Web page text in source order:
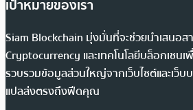
เป้าหมายของเรา
Siam Blockchain มุ่งมั่นที่จะช่วยนำเสนอส
Cryptocurrency และเทคโนโลยีบล็อกเชนเ
รวบรวมข้อมูลส่วนใหญ่จากเว็บไซต์และเว็บ
แปลส่งตรงถึงฟีดคุณ